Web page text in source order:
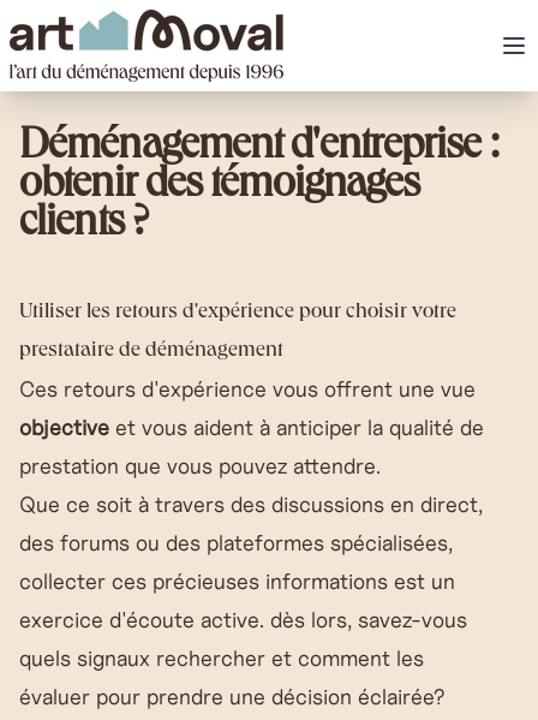
art Moval
Déménagement d'entreprise :
obtenir des témoignages
clients ?
Utiliser les retours d'expérience pour choisir votre
prestataire de déménagement
Ces retours d'expérience vous offrent une vue
objective et vous aident à anticiper la qualité de
prestation que vous pouvez attendre.
Que ce soit à travers des discussions en direct,
des forums ou des plateformes spécialisées,
collecter ces précieuses informations est un
exercice d'écoute active. dès lors, savez-vous
quels signaux rechercher et comment les
évaluer pour prendre une décision éclairée?